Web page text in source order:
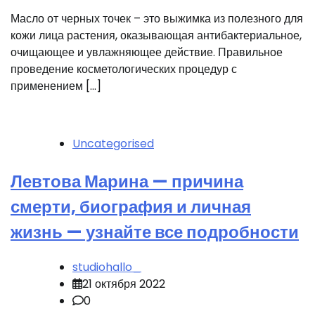
Масло от черных точек – это выжимка из полезного для
кожи лица растения, оказывающая антибактериальное,
очищающее и увлажняющее действие. Правильное
проведение косметологических процедур с
применением […]
Uncategorised
Левтова Марина — причина
смерти, биография и личная
жизнь — узнайте все подробности
studiohallo_
21 октября 2022
0